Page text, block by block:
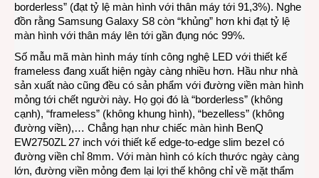
borderless” (đạt tỷ lệ màn hình với thân máy tới 91,3%). Nghe
đồn rằng Samsung Galaxy S8 còn “khủng” hơn khi đạt tỷ lệ
màn hình với thân máy lên tới gần đụng nóc 99%.
Số mẫu mã màn hình máy tính công nghệ LED với thiết kế
frameless đang xuất hiện ngày càng nhiều hơn. Hầu như nhà
sản xuất nào cũng đều có sản phẩm với đường viền màn hình
mỏng tới chết người này. Họ gọi đó là “borderless” (không
cạnh), “frameless” (không khung hình), “bezelless” (không
đường viền),… Chẳng hạn như chiếc màn hình BenQ
EW2750ZL 27 inch với thiết kế edge-to-edge slim bezel có
đường viền chỉ 8mm. Với màn hình có kích thước ngày càng
lớn, đường viền mỏng đem lại lợi thế không chỉ về mặt thẩm